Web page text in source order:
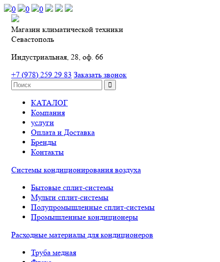
0 0 0
Магазин климатической техники
Севастополь
Индустриальная, 28, оф. 66
+7 (978) 259 29 83 Заказать звонок
КАТАЛОГ
Компания
услуги
Оплата и Доставка
Бренды
Контакты
Системы кондиционирования воздуха
Бытовые сплит-системы
Мульти сплит-системы
Полупромышленные сплит-системы
Промышленные кондиционеры
Расходные материалы для кондиционеров
Труба медная